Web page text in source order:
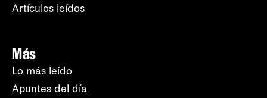
Artículos leídos
Más
Lo más leído
Apuntes del día